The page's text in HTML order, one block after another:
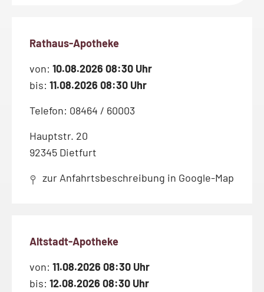
Rathaus-Apotheke
von: 10.08.2026 08:30 Uhr
bis: 11.08.2026 08:30 Uhr
Telefon: 08464 / 60003
Hauptstr. 20
92345 Dietfurt
zur Anfahrtsbeschreibung in Google-Map
Altstadt-Apotheke
von: 11.08.2026 08:30 Uhr
bis: 12.08.2026 08:30 Uhr